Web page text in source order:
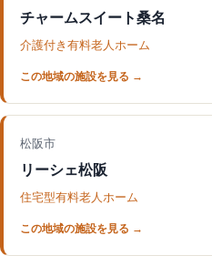
チャームスイート桑名
介護付き有料老人ホーム
松阪市
リーシェ松阪
住宅型有料老人ホーム